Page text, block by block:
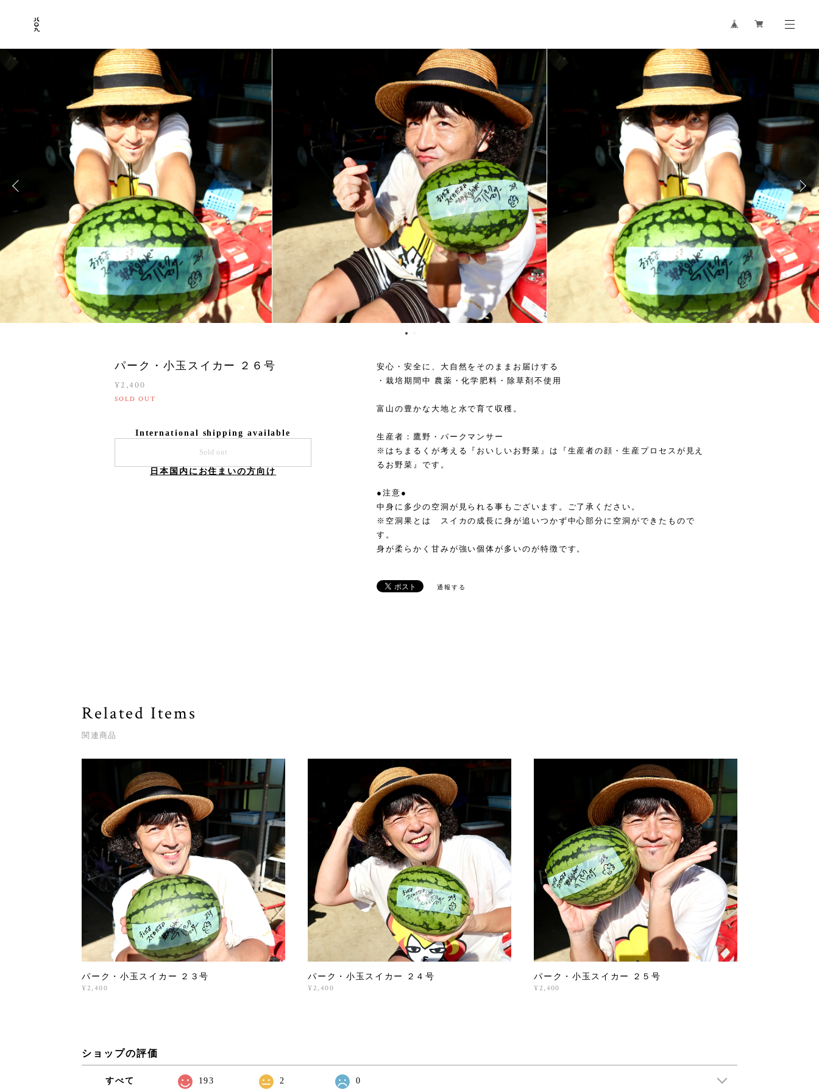
パーク・小玉スイカー ２６号
¥2,400
SOLD OUT
International shipping available
Sold out
日本国内にお住まいの方向け
安心・安全に、大自然をそのままお届けする
・栽培期間中 農薬・化学肥料・除草剤不使用
富山の豊かな大地と水で育て収穫。
生産者：鷹野・パークマンサー
※はちまるくが考える『おいしいお野菜』は『生産者の顔・生産プロセスが見え
るお野菜』です。
●注意●
中身に多少の空洞が見られる事もございます。ご了承ください。
※空洞果とは スイカの成長に身が追いつかず中心部分に空洞ができたもので
す。
身が柔らかく甘みが強い個体が多いのが特徴です。
通報する
Related Items
関連商品
パーク・小玉スイカー ２３号
¥2,400
パーク・小玉スイカー ２４号
¥2,400
パーク・小玉スイカー ２５号
¥2,400
ショップの評価
すべて 193 2 0